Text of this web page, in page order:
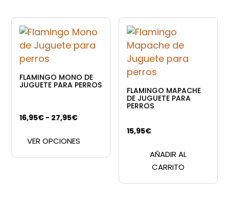
hasta
11,95€
variantes.
Las
opciones
pueden
elegir
producto
FLAMINGO MONO DE
JUGUETE PARA PERROS
16,95€ - 27,95€Rango
precios:
desde
VER OPCIONES
tiene
variantes.
FLAMINGO MAPACHE
DE JUGUETE PARA
PERROS
15,95€
AÑADIR AL
CARRITO